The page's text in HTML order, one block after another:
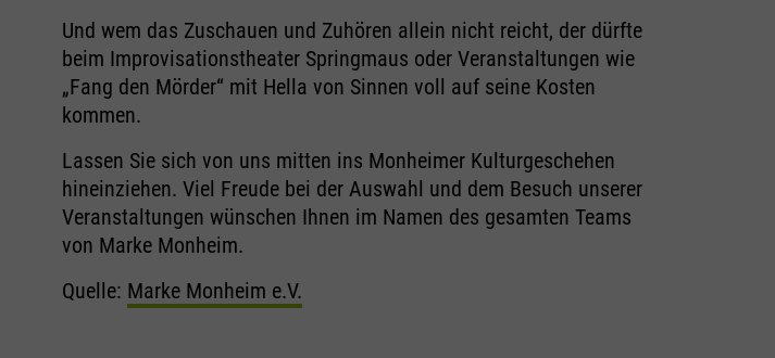
Und wem das Zuschauen und Zuhören allein nicht reicht, der dürfte
beim Improvisationstheater Springmaus oder Veranstaltungen wie
„Fang den Mörder“ mit Hella von Sinnen voll auf seine Kosten
kommen.
Lassen Sie sich von uns mitten ins Monheimer Kulturgeschehen
hineinziehen. Viel Freude bei der Auswahl und dem Besuch unserer
Veranstaltungen wünschen Ihnen im Namen des gesamten Teams
von Marke Monheim.
Quelle: Marke Monheim e.V.